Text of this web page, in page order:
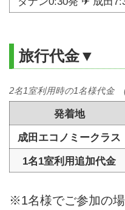
旅行代金▼
発着地
成田エコノミークラス
1名1室利用追加代金
2名1室利用時の1名様代金
※1名様でご参加の